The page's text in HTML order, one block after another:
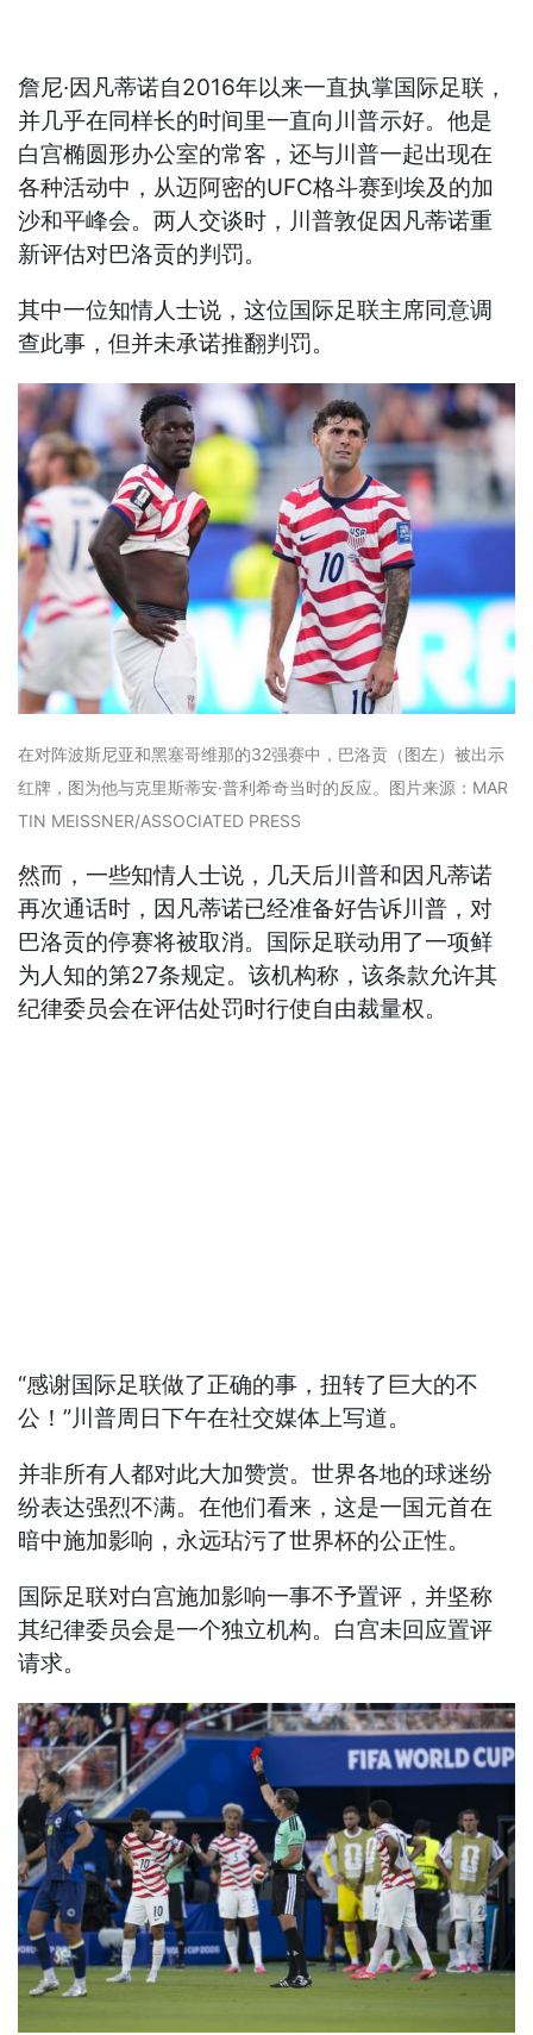
詹尼·因凡蒂诺自2016年以来一直执掌国际足联，
并几乎在同样长的时间里一直向川普示好。他是
白宫椭圆形办公室的常客，还与川普一起出现在
各种活动中，从迈阿密的UFC格斗赛到埃及的加
沙和平峰会。两人交谈时，川普敦促因凡蒂诺重
新评估对巴洛贡的判罚。
其中一位知情人士说，这位国际足联主席同意调
查此事，但并未承诺推翻判罚。
在对阵波斯尼亚和黑塞哥维那的32强赛中，巴洛贡（图左）被出示
红牌，图为他与克里斯蒂安·普利希奇当时的反应。图片来源：MAR
TIN MEISSNER/ASSOCIATED PRESS
然而，一些知情人士说，几天后川普和因凡蒂诺
再次通话时，因凡蒂诺已经准备好告诉川普，对
巴洛贡的停赛将被取消。国际足联动用了一项鲜
为人知的第27条规定。该机构称，该条款允许其
纪律委员会在评估处罚时行使自由裁量权。
“感谢国际足联做了正确的事，扭转了巨大的不
公！”川普周日下午在社交媒体上写道。
并非所有人都对此大加赞赏。世界各地的球迷纷
纷表达强烈不满。在他们看来，这是一国元首在
暗中施加影响，永远玷污了世界杯的公正性。
国际足联对白宫施加影响一事不予置评，并坚称
其纪律委员会是一个独立机构。白宫未回应置评
请求。